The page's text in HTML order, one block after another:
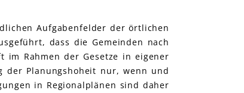
Aufgabenfelder der örtlichen
dass die Gemeinden nach
im Rahmen der Gesetze in eigener
der Planungshoheit nur, wenn und
in Regionalplänen sind daher